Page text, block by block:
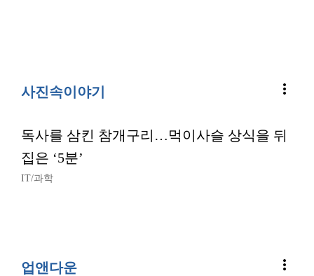
사진속이야기 more_vert
독사를 삼킨 참개구리…먹이사슬 상식을 뒤
집은 ‘5분’
IT/과학
업앤다운 more_vert